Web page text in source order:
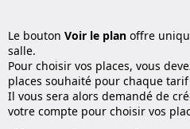
Le bouton Voir le planoffre
salle.
Pour choisir vos places, vous
places souhaité pour chaque
Il vous sera alors demandé de
votre compte pour choisir vos